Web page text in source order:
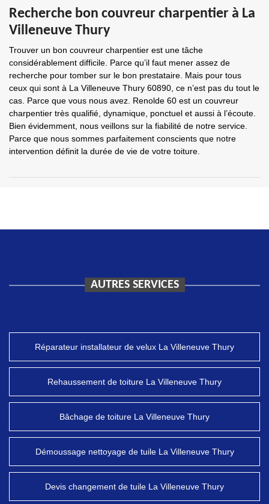
Recherche bon couvreur charpentier à La
Villeneuve Thury
Trouver un bon couvreur charpentier est une tâche
considérablement difficile. Parce qu’il faut mener assez de
recherche pour tomber sur le bon prestataire. Mais pour tous
ceux qui sont à La Villeneuve Thury 60890, ce n’est pas du tout le
cas. Parce que vous nous avez. Renolde 60 est un couvreur
charpentier très qualifié, dynamique, ponctuel et aussi à l’écoute.
Bien évidemment, nous veillons sur la fiabilité de notre service.
Parce que nous sommes parfaitement conscients que notre
intervention définit la durée de vie de votre toiture.
AUTRES SERVICES
Réparateur installateur de velux La Villeneuve Thury
Rehaussement de toiture La Villeneuve Thury
Bâchage de toiture La Villeneuve Thury
Démoussage nettoyage de tuile La Villeneuve Thury
Devis changement de tuile La Villeneuve Thury